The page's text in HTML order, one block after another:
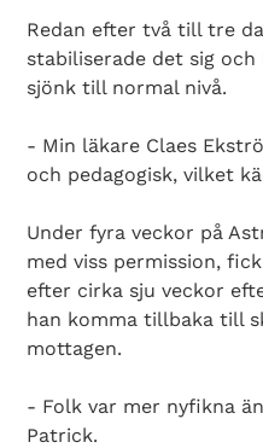
Redan efter två till tre
stabiliserade det sig
sjönk till normal nivå.
- Min läkare Claes
och pedagogisk, vilket
Under fyra veckor på
med viss permission,
efter cirka sju veckor
han komma tillbaka till
mottagen.
- Folk var mer nyfikna
Patrick.